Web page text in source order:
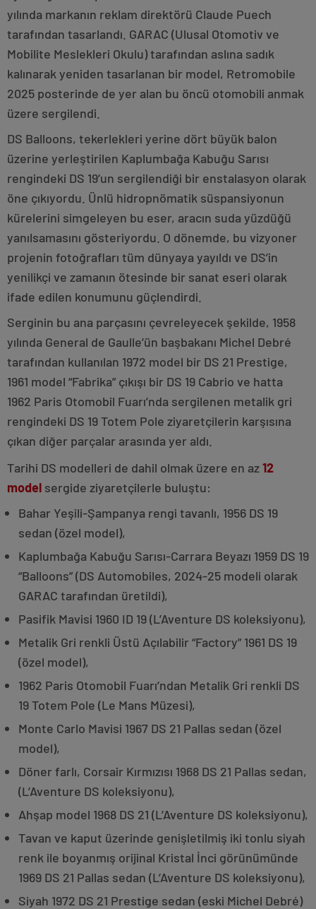
yılında markanın reklam direktörü Claude Puech
tarafından tasarlandı. GARAC (Ulusal Otomotiv ve
Mobilite Meslekleri Okulu) tarafından aslına sadık
kalınarak yeniden tasarlanan bir model, Retromobile
2025 posterinde de yer alan bu öncü otomobili anmak
üzere sergilendi.
DS Balloons, tekerlekleri yerine dört büyük balon
üzerine yerleştirilen Kaplumbağa Kabuğu Sarısı
rengindeki DS 19’un sergilendiği bir enstalasyon olarak
öne çıkıyordu. Ünlü hidropnömatik süspansiyonun
kürelerini simgeleyen bu eser, aracın suda yüzdüğü
yanılsamasını gösteriyordu. O dönemde, bu vizyoner
projenin fotoğrafları tüm dünyaya yayıldı ve DS’in
yenilikçi ve zamanın ötesinde bir sanat eseri olarak
ifade edilen konumunu güçlendirdi.
Serginin bu ana parçasını çevreleyecek şekilde, 1958
yılında General de Gaulle’ün başbakanı Michel Debré
tarafından kullanılan 1972 model bir DS 21 Prestige,
1961 model “Fabrika” çıkışı bir DS 19 Cabrio ve hatta
1962 Paris Otomobil Fuarı’nda sergilenen metalik gri
rengindeki DS 19 Totem Pole ziyaretçilerin karşısına
çıkan diğer parçalar arasında yer aldı.
Tarihi DS modelleri de dahil olmak üzere en az12
model sergide ziyaretçilerle buluştu:
Bahar Yeşili-Şampanya rengi tavanlı, 1956 DS 19
sedan (özel model),
Kaplumbağa Kabuğu Sarısı-Carrara Beyazı 1959 DS 19
“Balloons” (DS Automobiles, 2024-25 modeli olarak
GARAC tarafından üretildi),
Pasifik Mavisi 1960 ID 19 (L’Aventure DS koleksiyonu),
Metalik Gri renkli Üstü Açılabilir “Factory” 1961 DS 19
(özel model),
1962 Paris Otomobil Fuarı’ndan Metalik Gri renkli DS
19 Totem Pole (Le Mans Müzesi),
Monte Carlo Mavisi 1967 DS 21 Pallas sedan (özel
model),
Döner farlı, Corsair Kırmızısı 1968 DS 21 Pallas sedan,
(L’Aventure DS koleksiyonu),
Ahşap model 1968 DS 21 (L’Aventure DS koleksiyonu),
Tavan ve kaput üzerinde genişletilmiş iki tonlu siyah
renk ile boyanmış orijinal Kristal İnci görünümünde
1969 DS 21 Pallas sedan (L’Aventure DS koleksiyonu),
Siyah 1972 DS 21 Prestige sedan (eski Michel Debré)